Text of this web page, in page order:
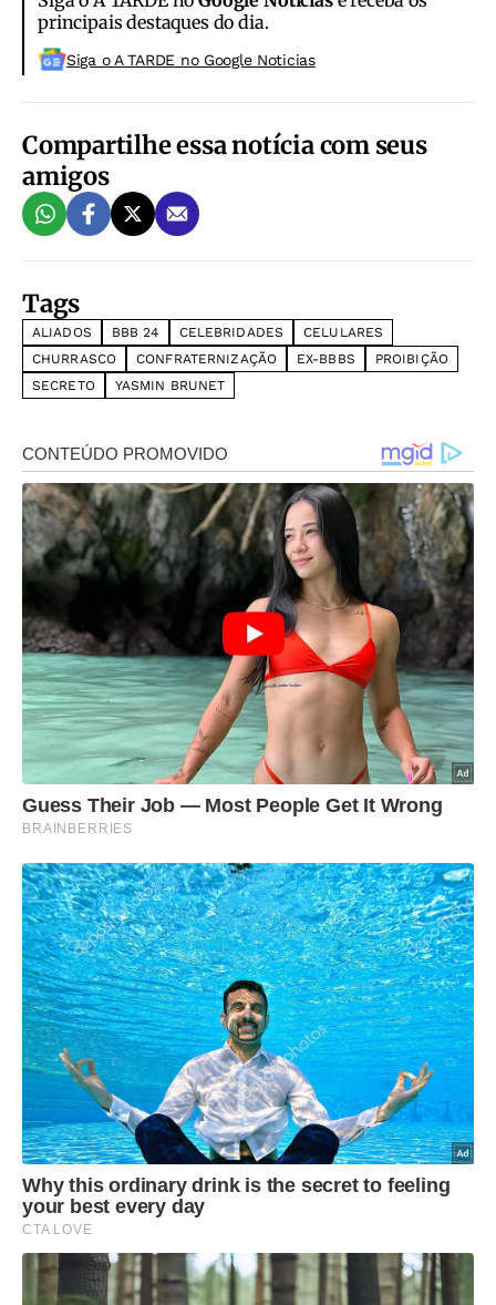
principais destaques do dia.
Siga o A TARDE no Google Noticias
Compartilhe essa notícia com seus
amigos
Tags
ALIADOS BBB 24 CELEBRIDADES
CELULARES
CHURRASCO
CONFRATERNIZAÇÃO EX-BBBS
PROIBIÇÃO
SECRETO
YASMIN BRUNET